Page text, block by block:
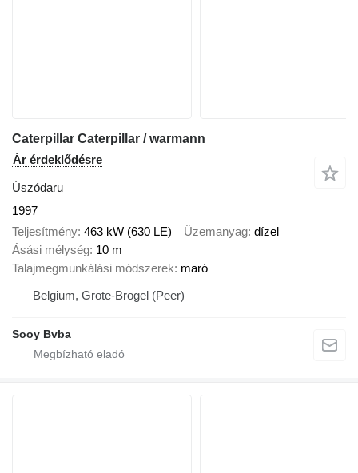
Caterpillar Caterpillar / warmann
Ár érdeklődésre
Úszódaru
1997
Teljesítmény 463 kW (630 LE) Üzemanyag dízel
Ásási mélység 10 m
Talajmegmunkálási módszerek maró
Belgium, Grote-Brogel (Peer)
Sooy Bvba